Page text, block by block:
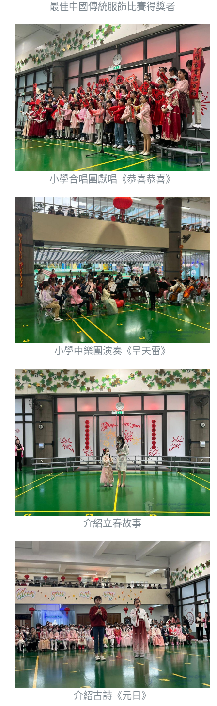
最佳中國傳統服飾比賽得獎者
小學合唱團獻唱《恭喜恭喜》
小學中樂團演奏《旱天雷》
介紹立春故事
介紹古詩《元日》